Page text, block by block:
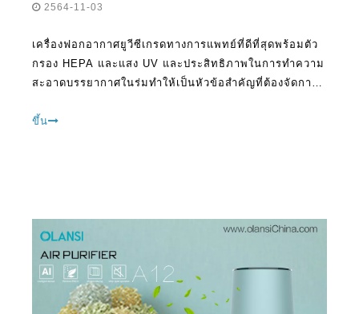
กรอง HEPA และแสง UV และประสิทธิภาพในการทำความ
ในวันนี้เนื่องจากขอบเขตของมลพิษในส่วนต่าง ๆ ของโลก
เครื่องฟอกอากาศ UVC เป็นที่นิยมในวันนี้
ขึ้น